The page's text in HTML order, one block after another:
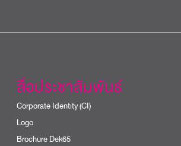
สื่อประชาสัมพันธ์
Corporate Identity (CI)
Logo
Brochure Dek65